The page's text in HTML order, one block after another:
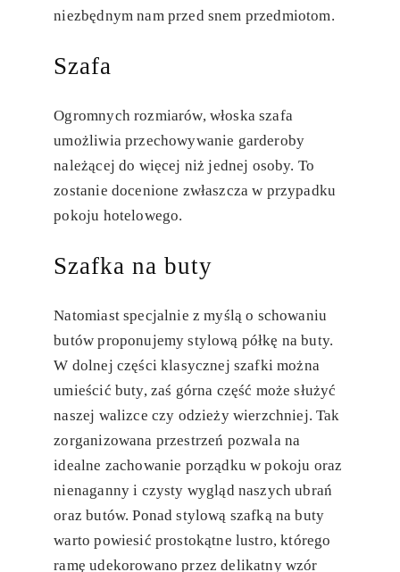
niezbędnym nam przed snem przedmiotom.
Szafa
Ogromnych rozmiarów, włoska szafa
umożliwia przechowywanie garderoby
należącej do więcej niż jednej osoby. To
zostanie docenione zwłaszcza w przypadku
pokoju hotelowego.
Szafka na buty
Natomiast specjalnie z myślą o schowaniu
butów proponujemy stylową półkę na buty.
W dolnej części klasycznej szafki można
umieścić buty, zaś górna część może służyć
naszej walizce czy odzieży wierzchniej. Tak
zorganizowana przestrzeń pozwala na
idealne zachowanie porządku w pokoju oraz
nienaganny i czysty wygląd naszych ubrań
oraz butów. Ponad stylową szafką na buty
warto powiesić prostokątne lustro, którego
ramę udekorowano przez delikatny wzór